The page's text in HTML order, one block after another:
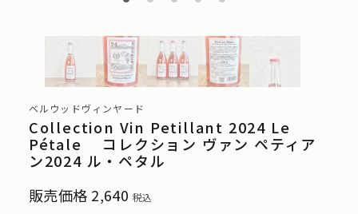
ベルウッドヴィンヤード
Collection Vin Petillant 2024 Le
Pétale コレクション ヴァン ペティア
ン2024 ル・ペタル
販売価格 2,640 税込